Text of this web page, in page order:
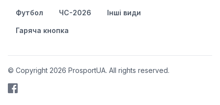
Футбол ЧС-2026 Інші види
Гаряча кнопка
© Copyright 2026 ProsportUA. All rights reserved.